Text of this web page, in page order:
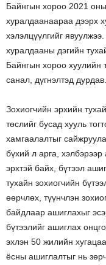
Байнгын хороо 2021
хуралдаанаараа дээрх
хэлэлцүүлгийг
хуралдааны дэгийн
Байнгын хороо хуулийн
санал, дүгнэлтэд дурдав.
Зохиогчийн эрхийн
төслийг бусад хууль
хамгаалалтыг
бүхий л арга,
эрхтэй байх, бүтээл
тухайн зохиогчийн
өөрчлөх, түүнчлэн
байдлаар ашиглахыг
бүтээлийг ашиглах
эхлэн 50 жилийн
ёсны ашиглалтыг нь